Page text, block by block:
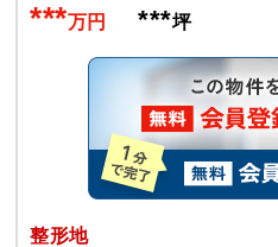
***万円 ***坪
整形地